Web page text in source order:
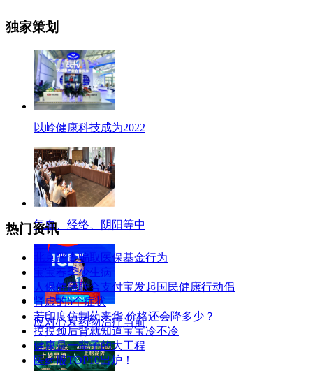
独家策划
以岭健康科技成为2022
气血、经络、阴阳等中
应对心衰药物治疗当前
热门资讯
北京严查骗取医保基金行为
宝宝春季少生病
人保健康联合支付宝发起国民健康行动倡
肾虚的6个症状
若印度仿制药来华 价格还会降多少？
摸摸颈后背就知道宝宝冷不冷
健康是一辈子的大工程
医药股TOP10出炉！